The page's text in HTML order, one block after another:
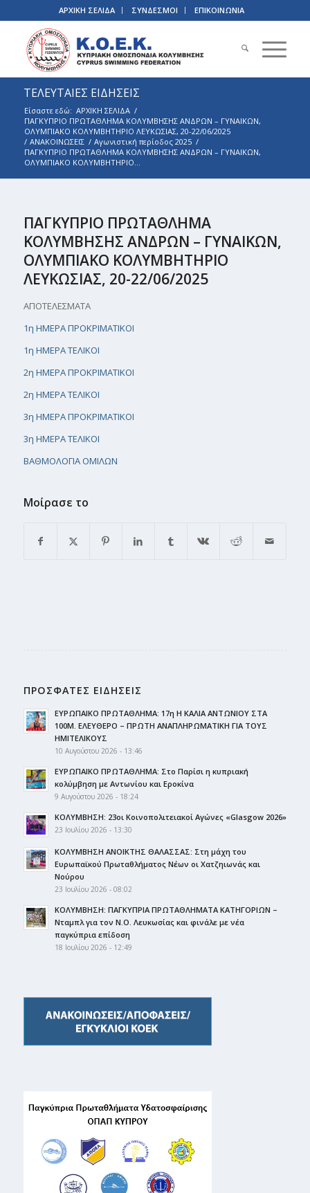
ΑΡΧΙΚΗ ΣΕΛΙΔΑ ΣΥΝΔΕΣΜΟΙ ΕΠΙΚΟΙΝΩΝΙΑ
ΤΕΛΕΥΤΑΙΕΣ ΕΙΔΗΣΕΙΣ
Είσαστε εδώ: ΑΡΧΙΚΗ ΣΕΛΙΔΑ /
ΠΑΓΚΥΠΡΙΟ ΠΡΩΤΑΘΛΗΜΑ ΚΟΛΥΜΒΗΣΗΣ ΑΝΔΡΩΝ – ΓΥΝΑΙΚΩΝ,
ΟΛΥΜΠΙΑΚΟ ΚΟΛΥΜΒΗΤΗΡΙΟ ΛΕΥΚΩΣΙΑΣ, 20-22/06/2025
/ ΑΝΑΚΟΙΝΩΣΕΙΣ / Αγωνιστική περίοδος 2025 /
ΠΑΓΚΥΠΡΙΟ ΠΡΩΤΑΘΛΗΜΑ ΚΟΛΥΜΒΗΣΗΣ ΑΝΔΡΩΝ – ΓΥΝΑΙΚΩΝ,
ΟΛΥΜΠΙΑΚΟ ΚΟΛΥΜΒΗΤΗΡΙΟ...
ΠΑΓΚΥΠΡΙΟ ΠΡΩΤΑΘΛΗΜΑ
ΚΟΛΥΜΒΗΣΗΣ ΑΝΔΡΩΝ – ΓΥΝΑΙΚΩΝ,
ΟΛΥΜΠΙΑΚΟ ΚΟΛΥΜΒΗΤΗΡΙΟ
ΛΕΥΚΩΣΙΑΣ, 20-22/06/2025
ΑΠΟΤΕΛΕΣΜΑΤΑ
1η ΗΜΕΡΑ ΠΡΟΚΡΙΜΑΤΙΚΟΙ
1η ΗΜΕΡΑ ΤΕΛΙΚΟΙ
2η ΗΜΕΡΑ ΠΡΟΚΡΙΜΑΤΙΚΟΙ
2η ΗΜΕΡΑ ΤΕΛΙΚΟΙ
3η ΗΜΕΡΑ ΠΡΟΚΡΙΜΑΤΙΚΟΙ
3η ΗMΕΡΑ ΤΕΛΙΚΟΙ
ΒΑΘΜΟΛΟΓΙΑ ΟΜΙΛΩΝ
Μοίρασε το
ΠΡΟΣΦΑΤΕΣ ΕΙΔΗΣΕΙΣ
ΕΥΡΩΠΑΙΚΟ ΠΡΩΤΑΘΛΗΜΑ: 17η Η ΚΑΛΙΑ ΑΝΤΩΝΙΟΥ ΣΤΑ
100Μ. ΕΛΕΥΘΕΡΟ – ΠΡΩΤΗ ΑΝΑΠΛΗΡΩΜΑΤΙΚΗ ΓΙΑ ΤΟΥΣ
ΗΜΙΤΕΛΙΚΟΥΣ
10 Αυγούστου 2026 - 13:46
ΕΥΡΩΠΑΙΚΟ ΠΡΩΤΑΘΛΗΜΑ: Στο Παρίσι η κυπριακή
κολύμβηση με Αντωνίου και Εροκίνα
9 Αυγούστου 2026 - 18:24
ΚΟΛΥΜΒΗΣΗ: 23οι Κοινοπολιτειακοί Αγώνες «Glasgow 2026»
23 Ιουλίου 2026 - 13:30
ΚΟΛΥΜΒΗΣΗ ΑΝΟΙΚΤΗΣ ΘΑΛΑΣΣΑΣ: Στη μάχη του
Ευρωπαϊκού Πρωταθλήματος Νέων οι Χατζηιωνάς και
Νούρου
23 Ιουλίου 2026 - 08:02
ΚΟΛΥΜΒΗΣΗ: ΠΑΓΚΥΠΡΙΑ ΠΡΩΤΑΘΛΗΜΑΤΑ ΚΑΤΗΓΟΡΙΩΝ –
Νταμπλ για τον Ν.Ο. Λευκωσίας και φινάλε με νέα
παγκύπρια επίδοση
18 Ιουλίου 2026 - 12:49